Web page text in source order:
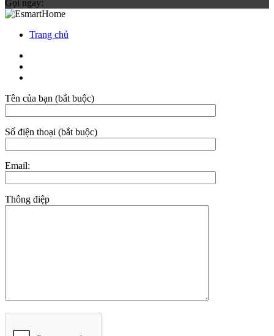
Gọi ngay:
Trang chủ
Tên của bạn (bắt buộc)
Số điện thoại (bắt buộc)
Email:
Thông điệp